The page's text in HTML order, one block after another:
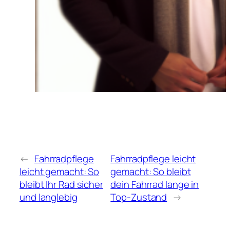
← Fahrradpflege
leicht gemacht: So
bleibt Ihr Rad sicher
und langlebig
Fahrradpflege leicht
gemacht: So bleibt
dein Fahrrad lange in
Top-Zustand →